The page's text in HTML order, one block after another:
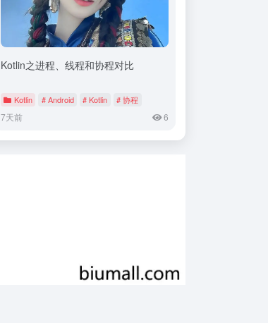
Kotlin之进程、线程和协程对比
Kotlin # Android # Kotlin # 协程
7天前 6